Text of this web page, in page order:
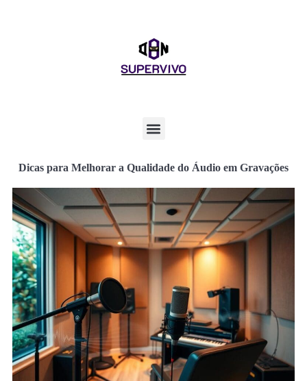
Dicas para Melhorar a Qualidade do Áudio em Gravações